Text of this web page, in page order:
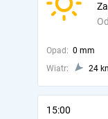
Opad: 0 mm
Wiatr:
24
15:00